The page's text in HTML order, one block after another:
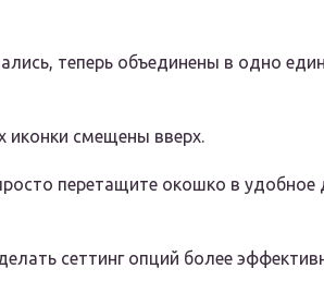
теперь объединены в одно
иконки смещены вверх.
перетащите окошко в удобное
сеттинг опций более